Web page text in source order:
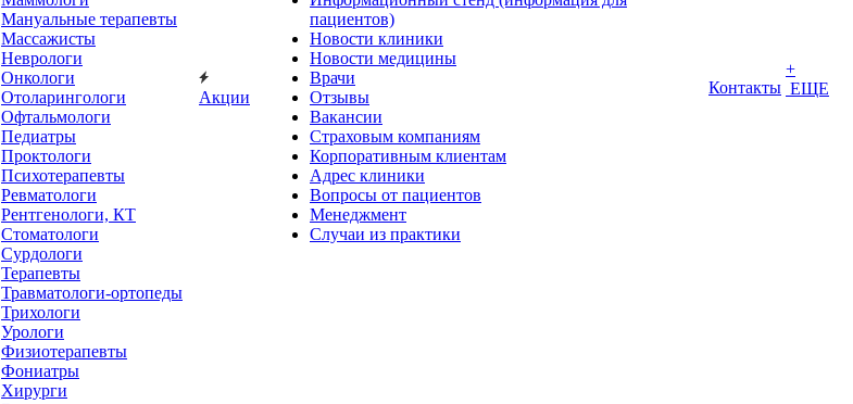
Мануальные терапевты
Массажисты
Неврологи
Онкологи
Отоларингологи
Офтальмологи
Педиатры
Проктологи
Психотерапевты
Ревматологи
Рентгенологи, КТ
Стоматологи
Сурдологи
Терапевты
Травматологи-ортопеды
Трихологи
Урологи
Физиотерапевты
Фониатры
Хирурги
Акции
пациентов)
Новости клиники
Новости медицины
Врачи
Отзывы
Вакансии
Страховым компаниям
Корпоративным клиентам
Адрес клиники
Вопросы от пациентов
Менеджмент
Случаи из практики
Контакты
+
ЕЩЕ